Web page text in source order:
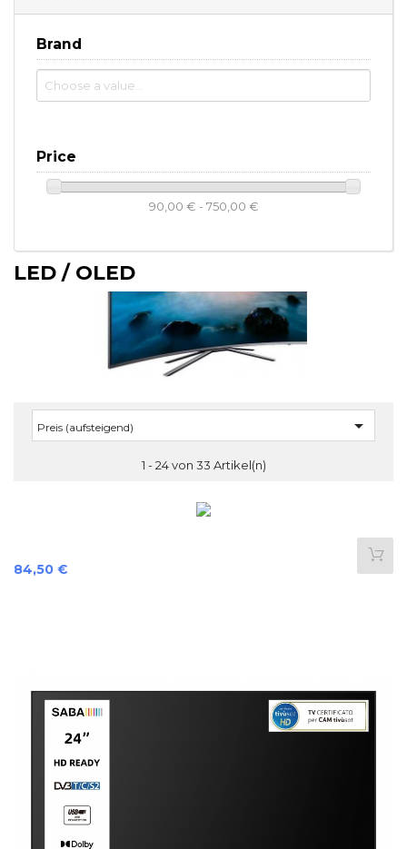
Brand
Price
90,00 € - 750,00 €
LED / OLED
Preis (aufsteigend) 
1 - 24 von 33 Artikel(n)
Preis
84,50 €